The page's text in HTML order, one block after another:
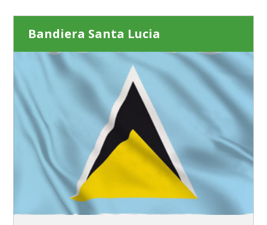
Bandiera Santa Lucia